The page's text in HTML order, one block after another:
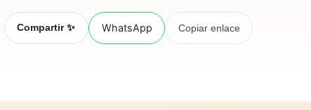
Compartir ✨ WhatsApp Copiar enlace